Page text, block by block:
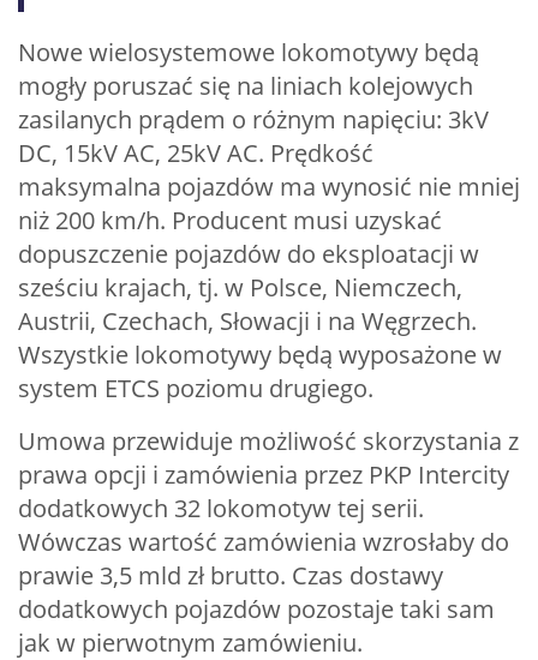
Nowe wielosystemowe lokomotywy będą
mogły poruszać się na liniach kolejowych
zasilanych prądem o różnym napięciu: 3kV
DC, 15kV AC, 25kV AC. Prędkość
maksymalna pojazdów ma wynosić nie mniej
niż 200 km/h. Producent musi uzyskać
dopuszczenie pojazdów do eksploatacji w
sześciu krajach, tj. w Polsce, Niemczech,
Austrii, Czechach, Słowacji i na Węgrzech.
Wszystkie lokomotywy będą wyposażone w
system ETCS poziomu drugiego.
Umowa przewiduje możliwość skorzystania z
prawa opcji i zamówienia przez PKP Intercity
dodatkowych 32 lokomotyw tej serii.
Wówczas wartość zamówienia wzrosłaby do
prawie 3,5 mld zł brutto. Czas dostawy
dodatkowych pojazdów pozostaje taki sam
jak w pierwotnym zamówieniu.